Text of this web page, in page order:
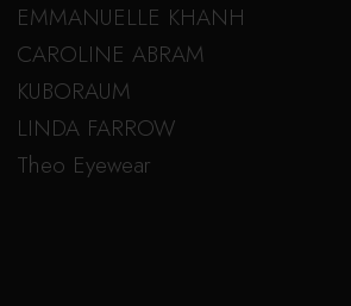
EMMANUELLE KHANH
CAROLINE ABRAM
KUBORAUM
LINDA FARROW
Theo Eyewear